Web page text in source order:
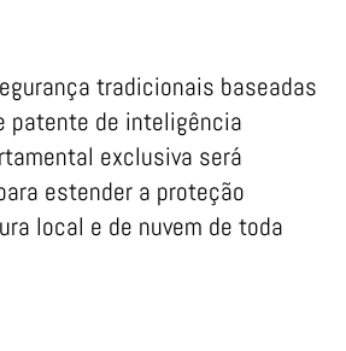
tradicionais baseadas
patente de inteligência
exclusiva será
estender a proteção
local e de nuvem de toda